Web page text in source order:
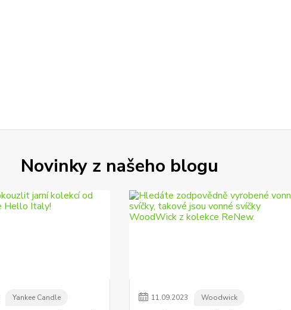
Novinky z našeho blogu
Yankee Candle 11.09.2023 Woodwick